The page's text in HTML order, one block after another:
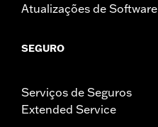
Atualizações de Software
SEGURO
Serviços de Seguros
Extended Service